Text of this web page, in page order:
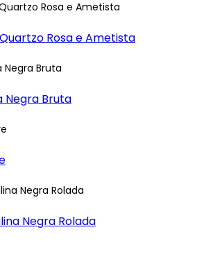
Rosa e Ametista
Negra Bruta
Negra Rolada